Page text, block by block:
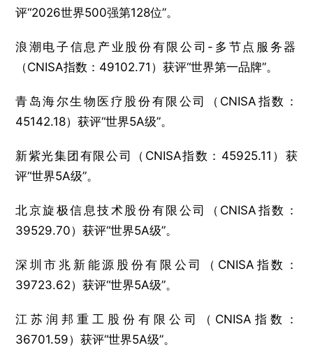
评“2026世界500强第128位”。
浪潮电子信息产业股份有限公司-多节点服务器‌
（CNISA指数：49102.71）获评“世界第一品牌”。
青岛海尔生物医疗股份有限公司（CNISA指数：
45142.18）获评“世界5A级”。
新紫光集团有限公司（CNISA指数：45925.11）获
评“世界5A级”。
北京旋极信息技术股份有限公司（CNISA指数：
39529.70）获评“世界5A级”。
深圳市兆新能源股份有限公司（CNISA指数：
39723.62）获评“世界5A级”。
江苏润邦重工股份有限公司（CNISA指数：
36701.59）获评“世界5A级”。